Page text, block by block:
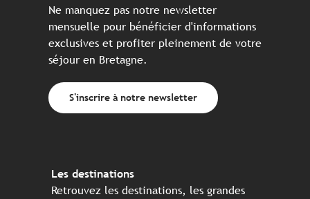
Ne manquez pas notre newsletter
mensuelle pour bénéficier d'informations
exclusives et profiter pleinement de votre
séjour en Bretagne.
S'inscrire à notre newsletter
Les destinations
Retrouvez les destinations, les grandes